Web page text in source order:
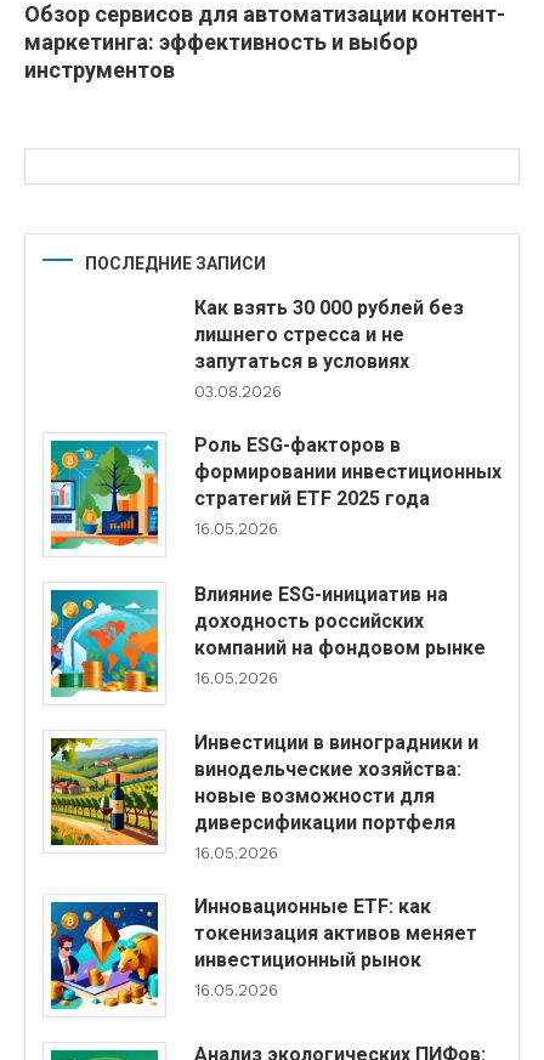
Обзор сервисов для автоматизации контент-
маркетинга: эффективность и выбор
инструментов
ПОСЛЕДНИЕ ЗАПИСИ
Как взять 30 000 рублей без
лишнего стресса и не
запутаться в условиях
03.08.2026
Роль ESG-факторов в
формировании инвестиционных
стратегий ETF 2025 года
16.05.2026
Влияние ESG-инициатив на
доходность российских
компаний на фондовом рынке
16.05.2026
Инвестиции в виноградники и
винодельческие хозяйства:
новые возможности для
диверсификации портфеля
16.05.2026
Инновационные ETF: как
токенизация активов меняет
инвестиционный рынок
16.05.2026
Анализ экологических ПИФов: